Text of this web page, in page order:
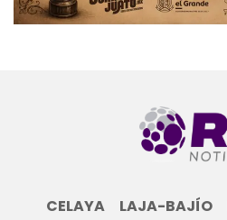
CELAYA LAJA-BAJÍO